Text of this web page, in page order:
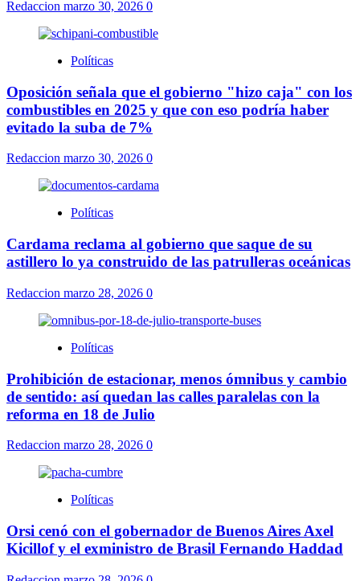
Redaccion marzo 30, 2026 0
Políticas
Oposición señala que el gobierno "hizo caja" con los
combustibles en 2025 y que con eso podría haber
evitado la suba de 7%
Redaccion marzo 30, 2026 0
Políticas
Cardama reclama al gobierno que saque de su
astillero lo ya construido de las patrulleras oceánicas
Redaccion marzo 28, 2026 0
Políticas
Prohibición de estacionar, menos ómnibus y cambio
de sentido: así quedan las calles paralelas con la
reforma en 18 de Julio
Redaccion marzo 28, 2026 0
Políticas
Orsi cenó con el gobernador de Buenos Aires Axel
Kicillof y el exministro de Brasil Fernando Haddad